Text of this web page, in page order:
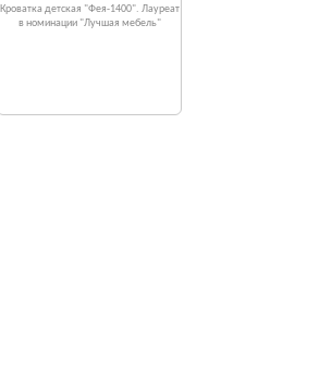
Кроватка детская "Фея-1400". Лауреат
в номинации "Лучшая мебель"